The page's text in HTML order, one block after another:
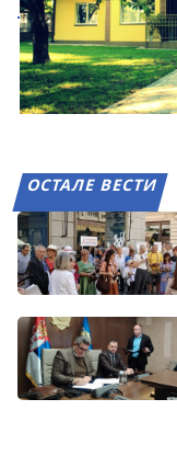
ОСТАЛЕ ВЕСТИ